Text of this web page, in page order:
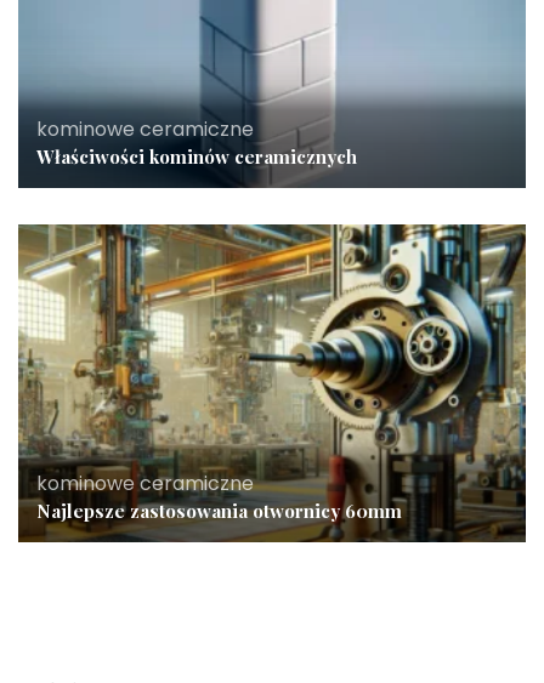
kominowe ceramiczne
Właściwości kominów ceramicznych
kominowe ceramiczne
Najlepsze zastosowania otwornicy 60mm